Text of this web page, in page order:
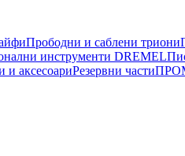
Прободни и саблени триони
инструменти DREMEL
и аксесоариРезервни части